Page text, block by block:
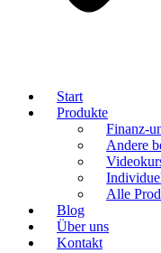
Start
Produkte
Finanz-
Andere
Alle
Blog
Über uns
Kontakt